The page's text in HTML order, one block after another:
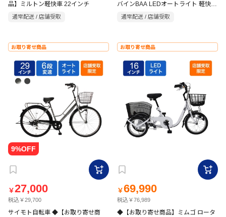
品】ミルトン軽快車 22インチ
通常配送 / 店舗受取
バインBAA LEDオートライト 軽快車
27.5インチ 6段
通常配送 / 店舗受取
お取り寄せ商品
￥27,000
税込￥29,700
サイモト自転車 ◆【お取り寄せ商
お取り寄せ商品
￥69,990
税込￥76,989
◆【お取り寄せ商品】ミムゴ ロータ